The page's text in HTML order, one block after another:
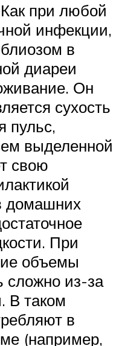
при любой
инфекции,
в
диареи
Он
сухость
пульс,
выделенной
свою
домашних
При
объемы
из-за
В таком
в
(например,